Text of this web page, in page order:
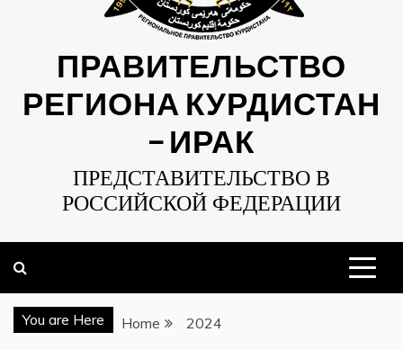
ПРАВИТЕЛЬСТВО
РЕГИОНА КУРДИСТАН
— ИРАК
ПРЕДСТАВИТЕЛЬСТВО В
РОССИЙСКОЙ ФЕДЕРАЦИИ
You are Here Home 2024